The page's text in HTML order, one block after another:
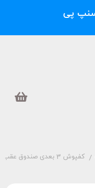
/ کفپوش 3 بعدی صندوق عقب مزدا 323